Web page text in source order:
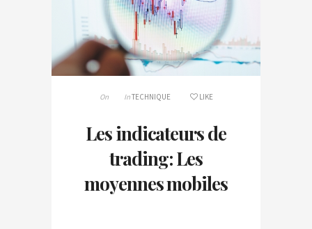
On InTECHNIQUE LIKE
Les indicateurs de
trading: Les
moyennes mobiles